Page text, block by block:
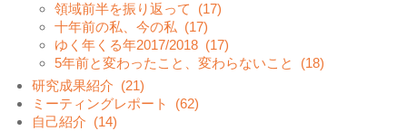
領域前半を振り返って
(17)
十年前の私、今の私 (17)
ゆく年くる年2017/2018 (17)
5年前と変わったこと、変わらないこと
(18)
研究成果紹介 (21)
ミーティングレポート
(62)
自己紹介 (14)